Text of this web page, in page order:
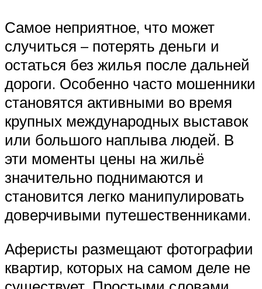
Самое неприятное, что может
случиться – потерять деньги и
остаться без жилья после дальней
дороги. Особенно часто мошенники
становятся активными во время
крупных международных выставок
или большого наплыва людей. В
эти моменты цены на жильё
значительно поднимаются и
становится легко манипулировать
доверчивыми путешественниками.
Аферисты размещают фотографии
квартир, которых на самом деле не